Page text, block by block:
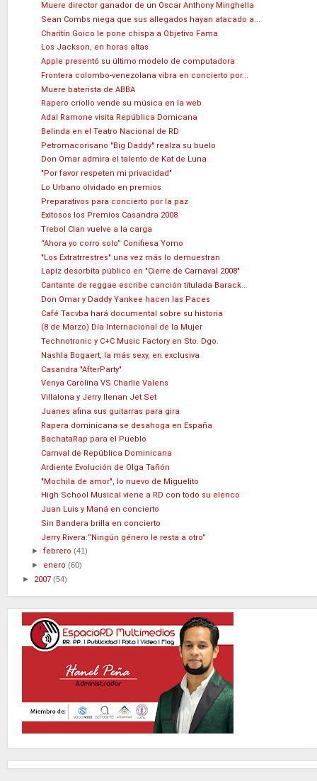
Muere director ganador de un Oscar Anthony Minghella
Sean Combs niega que sus allegados hayan atacado a...
Charitín Goico le pone chispa a Objetivo Fama
Los Jackson, en horas altas
Apple presentó su último modelo de computadora
Frontera colombo-venezolana vibra en concierto por...
Muere baterista de ABBA
Rapero criollo vende su música en la web
Adal Ramone visita República Domicana
Belinda en el Teatro Nacional de RD
Petromacorisano "Big Daddy" realza su buelo
Don Omar admira el talento de Kat de Luna
"Por favor respeten mi privacidad"
Lo Urbano olvidado en premios
Preparativos para concierto por la paz
Exitosos los Premios Casandra 2008
Trebol Clan vuelve a la carga
“Ahora yo corro solo” Conifiesa Yomo
"Los Extratrrestres" una vez más lo demuestran
Lapiz desorbita público en "Cierre de Carnaval 2008"
Cantante de reggae escribe canción titulada Barack...
Don Omar y Daddy Yankee hacen las Paces
Café Tacvba hará documental sobre su historia
(8 de Marzo) Día Internacional de la Mujer
Technotronic y C+C Music Factory en Sto. Dgo.
Nashla Bogaert, la más sexy, en exclusiva
Casandra "AfterParty"
Venya Carolina VS Charlie Valens
Villalona y Jerry llenan Jet Set
Juanes afina sus guitarras para gira
Rapera dominicana se desahoga en España
BachataRap para el Pueblo
Carnval de República Dominicana
Ardiente Evolución de Olga Tañón
"Mochila de amor", lo nuevo de Miguelito
High School Musical viene a RD con todo su elenco
Juan Luis y Maná en concierto
Sin Bandera brilla en concierto
Jerry Rivera:“Ningún género le resta a otro”
►febrero(41)
► enero(60)
► 2007 (54)